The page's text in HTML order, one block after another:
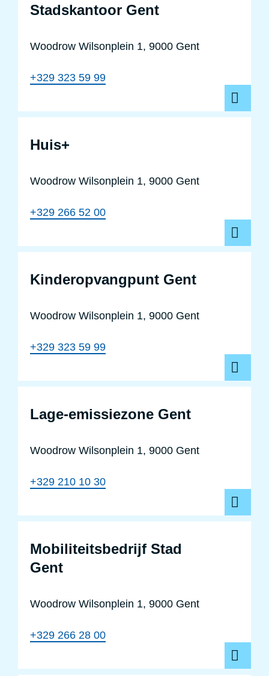
Stadskantoor Gent
Woodrow Wilsonplein 1, 9000 Gent
+329 323 59 99
Huis+
Woodrow Wilsonplein 1, 9000 Gent
+329 266 52 00
Kinderopvangpunt Gent
Woodrow Wilsonplein 1, 9000 Gent
+329 323 59 99
Lage-emissiezone Gent
Woodrow Wilsonplein 1, 9000 Gent
+329 210 10 30
Mobiliteitsbedrijf Stad
Gent
Woodrow Wilsonplein 1, 9000 Gent
+329 266 28 00